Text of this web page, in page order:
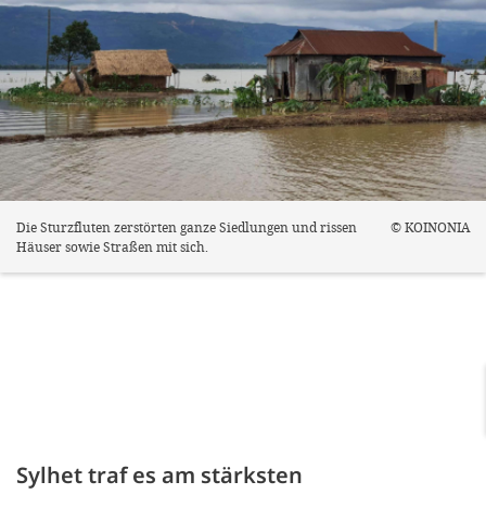
Die Sturzfluten zerstörten ganze Siedlungen und rissen
Häuser sowie Straßen mit sich.
© KOINONIA
Sylhet traf es am stärksten